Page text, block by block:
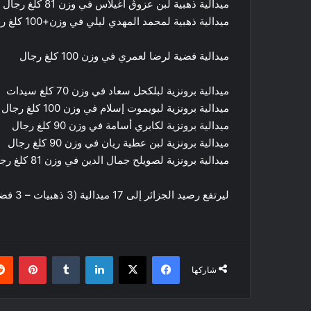
ميدالية ذهبية لبن عزوڨ أغيلاس في وزن 81 كلغ رجال
ميدالية ذهبية لمحمد المهدي ليلي في وزن+100 كلغ رجال
ميدالية فضية لرضا لعمري في وزن 100 كلغ رجال
ميدالية برونزية لبلكحل سعاد في وزن 70 كلغ سيدات
ميدالية برونزية لبويموت إسلام في وزن 100 كلغ رجال
ميدالية برونزية لكابري أسامة في وزن 90 كلغ رجال
ميدالية برونزية لبن عطية ريان في وزن 90 كلغ رجال
ميدالية برونزية لصويلح جمال الدين في وزن 81 كلغ رجال
ليرتفع رصيد الجزائر إلى 17 ميدالية (3 ذهبيات – 3 فضيات – 12 برونوية) في نهاية الدورة الإفريقية المفتوحة
شاركها
فيسبوك ‫X لينكدإن